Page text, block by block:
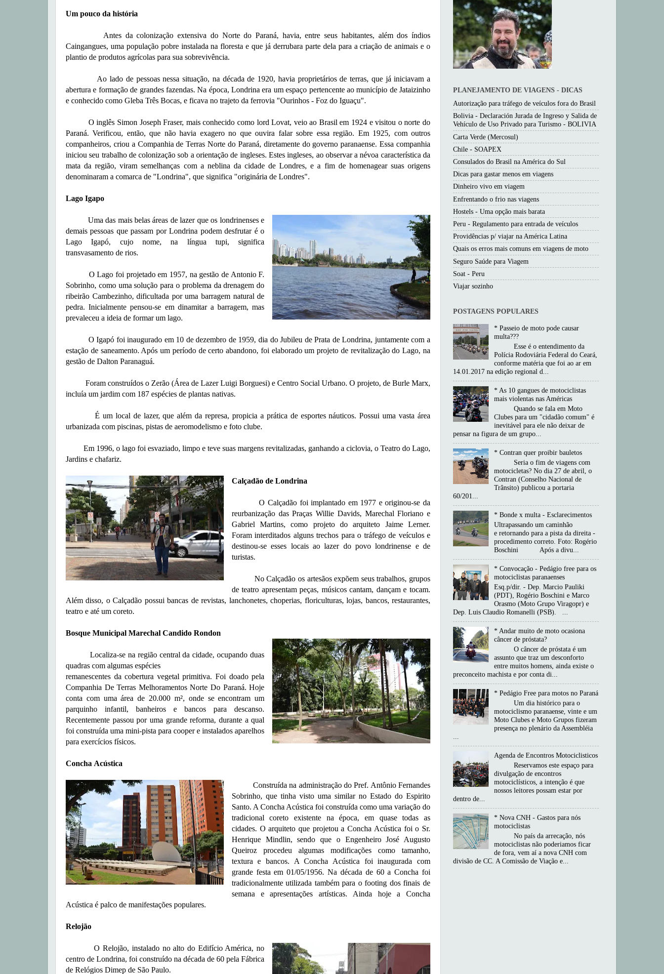
Um pouco da história
Antes da colonização extensiva do Norte do Paraná, havia, entre seus habitantes, além dos índios
Caingangues, uma população pobre instalada na floresta e que já derrubara parte dela para a criação de animais e o
plantio de produtos agrícolas para sua sobrevivência.
Ao lado de pessoas nessa situação, na década de 1920, havia proprietários de terras, que já iniciavam a
abertura e formação de grandes fazendas. Na época, Londrina era um espaço pertencente ao município de Jataizinho
e conhecido como Gleba Três Bocas, e ficava no trajeto da ferrovia "Ourinhos - Foz do Iguaçu".
O inglês Simon Joseph Fraser, mais conhecido como lord Lovat, veio ao Brasil em 1924 e visitou o norte do
Paraná. Verificou, então, que não havia exagero no que ouvira falar sobre essa região. Em 1925, com outros
companheiros, criou a Companhia de Terras Norte do Paraná, diretamente do governo paranaense. Essa companhia
iniciou seu trabalho de colonização sob a orientação de ingleses. Estes ingleses, ao observar a névoa característica da
mata da região, viram semelhanças com a neblina da cidade de Londres, e a fim de homenagear suas origens
denominaram a comarca de "Londrina", que significa "originária de Londres".
Lago Igapo
Uma das mais belas áreas de lazer que os londrinenses e
demais pessoas que passam por Londrina podem desfrutar é o
Lago Igapó, cujo nome, na língua tupi, significa
transvasamento de rios.
O Lago foi projetado em 1957, na gestão de Antonio F.
Sobrinho, como uma solução para o problema da drenagem do
ribeirão Cambezinho, dificultada por uma barragem natural de
pedra. Inicialmente pensou-se em dinamitar a barragem, mas
prevaleceu a ideia de formar um lago.
O Igapó foi inaugurado em 10 de dezembro de 1959, dia do Jubileu de Prata de Londrina, juntamente com a
estação de saneamento. Após um período de certo abandono, foi elaborado um projeto de revitalização do Lago, na
gestão de Dalton Paranaguá.
Foram construídos o Zerão (Área de Lazer Luigi Borguesi) e Centro Social Urbano. O projeto, de Burle Marx,
incluía um jardim com 187 espécies de plantas nativas.
É um local de lazer, que além da represa, propicia a prática de esportes náuticos. Possui uma vasta área
urbanizada com piscinas, pistas de aeromodelismo e foto clube.
Em 1996, o lago foi esvaziado, limpo e teve suas margens revitalizadas, ganhando a ciclovia, o Teatro do Lago,
Jardins e chafariz.
Calçadão de Londrina
O Calçadão foi implantado em 1977 e originou-se da
reurbanização das Praças Willie Davids, Marechal Floriano e
Gabriel Martins, como projeto do arquiteto Jaime Lerner.
Foram interditados alguns trechos para o tráfego de veículos e
destinou-se esses locais ao lazer do povo londrinense e de
turistas.
No Calçadão os artesãos expõem seus trabalhos, grupos
de teatro apresentam peças, músicos cantam, dançam e tocam.
Além disso, o Calçadão possui bancas de revistas, lanchonetes, choperias, floriculturas, lojas, bancos, restaurantes,
teatro e até um coreto.
Bosque Municipal Marechal Candido Rondon
Localiza-se na região central da cidade, ocupando duas
quadras com algumas espécies
remanescentes da cobertura vegetal primitiva. Foi doado pela
Companhia De Terras Melhoramentos Norte Do Paraná. Hoje
conta com uma área de 20.000 m², onde se encontram um
parquinho infantil, banheiros e bancos para descanso.
Recentemente passou por uma grande reforma, durante a qual
foi construída uma mini-pista para cooper e instalados aparelhos
para exercícios físicos.
Concha Acústica
Construída na administração do Pref. Antônio Fernandes
Sobrinho, que tinha visto uma similar no Estado do Espirito
Santo. A Concha Acústica foi construída como uma variação do
tradicional coreto existente na época, em quase todas as
cidades. O arquiteto que projetou a Concha Acústica foi o Sr.
Henrique Mindlin, sendo que o Engenheiro José Augusto
Queiroz procedeu algumas modificações como tamanho,
textura e bancos. A Concha Acústica foi inaugurada com
grande festa em 01/05/1956. Na década de 60 a Concha foi
tradicionalmente utilizada também para o footing dos finais de
semana e apresentações artísticas. Ainda hoje a Concha
Acústica é palco de manifestações populares.
Relojão
O Relojão, instalado no alto do Edifício América, no
centro de Londrina, foi construído na década de 60 pela Fábrica
de Relógios Dimep de São Paulo.
PLANEJAMENTO DE VIAGENS - DICAS
Autorização para tráfego de veículos fora do Brasil
Bolivia - Declaración Jurada de Ingreso y Salida de
Vehículo de Uso Privado para Turismo - BOLIVIA
Carta Verde (Mercosul)
Chile - SOAPEX
Consulados do Brasil na América do Sul
Dicas para gastar menos em viagens
Dinheiro vivo em viagem
Enfrentando o frio nas viagens
Hostels - Uma opção mais barata
Peru - Regulamento para entrada de veículos
Providências p/ viajar na América Latina
Quais os erros mais comuns em viagens de moto
Seguro Saúde para Viagem
Soat - Peru
Viajar sozinho
POSTAGENS POPULARES
* Passeio de moto pode causar
multa???
Esse é o entendimento da
Polícia Rodoviária Federal do Ceará,
conforme matéria que foi ao ar em
14.01.2017 na edição regional d...
* As 10 gangues de motociclistas
mais violentas nas Américas
Quando se fala em Moto
Clubes para um "cidadão comum" é
inevitável para ele não deixar de
pensar na figura de um grupo...
* Contran quer proibir bauletos
Seria o fim de viagens com
motocicletas? No dia 27 de abril, o
Contran (Conselho Nacional de
Trânsito) publicou a portaria
60/201...
* Bonde x multa - Esclarecimentos
Ultrapassando um caminhão
e retornando para a pista da direita -
procedimento correto. Foto: Rogério
Boschini Após a divu...
* Convocação - Pedágio free para os
motociclistas paranaenses
Esq.p/dir. - Dep. Marcio Pauliki
(PDT), Rogério Boschini e Marco
Orasmo (Moto Grupo Viragopr) e
Dep. Luis Claudio Romanelli (PSB). ...
* Andar muito de moto ocasiona
câncer de próstata?
O câncer de próstata é um
assunto que traz um desconforto
entre muitos homens, ainda existe o
preconceito machista e por conta di...
* Pedágio Free para motos no Paraná
Um dia histórico para o
motociclismo paranaense, vinte e um
Moto Clubes e Moto Grupos fizeram
presença no plenário da Assembléia
Agenda de Encontros Motociclisticos
Reservamos este espaço para
divulgação de encontros
motociclísticos, a intenção é que
nossos leitores possam estar por
dentro de...
* Nova CNH - Gastos para nós
motociclistas
No país da arrecação, nós
motociclistas não poderiamos ficar
de fora, vem aí a nova CNH com
divisão de CC. A Comissão de Viação e...